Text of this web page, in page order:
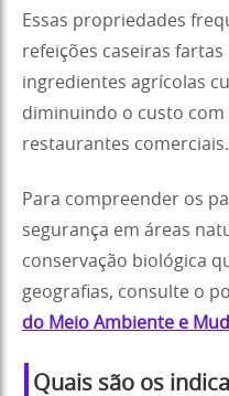
Essas propriedades
refeições caseiras
ingredientes agrícolas
diminuindo o custo
restaurantes comerciais.
Para compreender os
segurança em áreas
conservação biológica
geografias, consulte o
do Meio Ambiente e
Quais são os